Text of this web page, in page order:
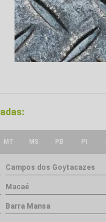
MT MS PB PI
Campos dos Goytacazes
Macaé
Barra Mansa